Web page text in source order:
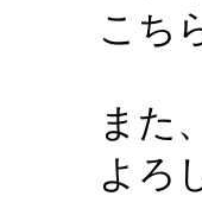
こち
また
よろ